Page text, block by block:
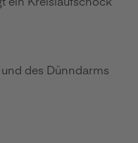
des Dünndarms